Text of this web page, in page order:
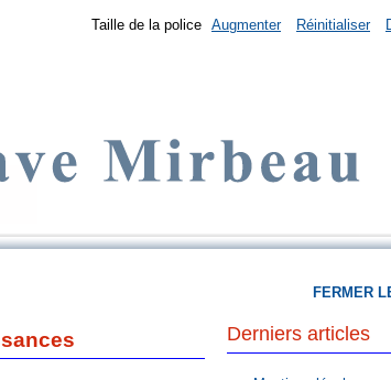
Taille de la police Augmenter Réinitialiser
FERMER
Derniers articles